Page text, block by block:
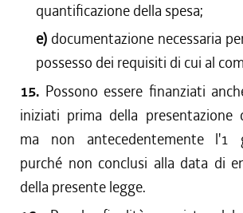
quantificazione della spesa;
e) documentazione necessaria
possesso dei requisiti di cui al
15. Possono essere finanziati
iniziati prima della presentazione
ma non antecedentemente l'1
purché non conclusi alla data di
della presente legge.